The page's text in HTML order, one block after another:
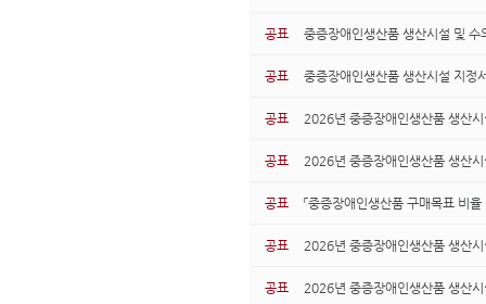
공표 중증장애인생산품 생산시설 및
공표 중증장애인생산품 생산시설 지정
공표 2026년 중증장애인생산품 생산
공표 2026년 중증장애인생산품 생산
공표 「중증장애인생산품 구매목표 비
공표 2026년 중증장애인생산품 생산
공표 2026년 중증장애인생산품 생산